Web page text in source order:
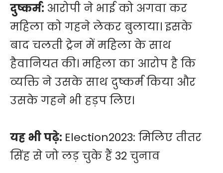
दुष्कर्म: आरोपी ने भाई को अगवा कर
महिला को गहने लेकर बुलाया। इसके
बाद चलती ट्रेन में महिला के साथ
हैवानियत की। महिला का आरोप है कि
व्यक्ति ने उसके साथ दुष्कर्म किया और
उसके गहने भी हड़प लिए।
यह भी पढ़े: Election2023: मिलिए तीतर
सिंह से जो लड़ चुके हैं 32 चुनाव